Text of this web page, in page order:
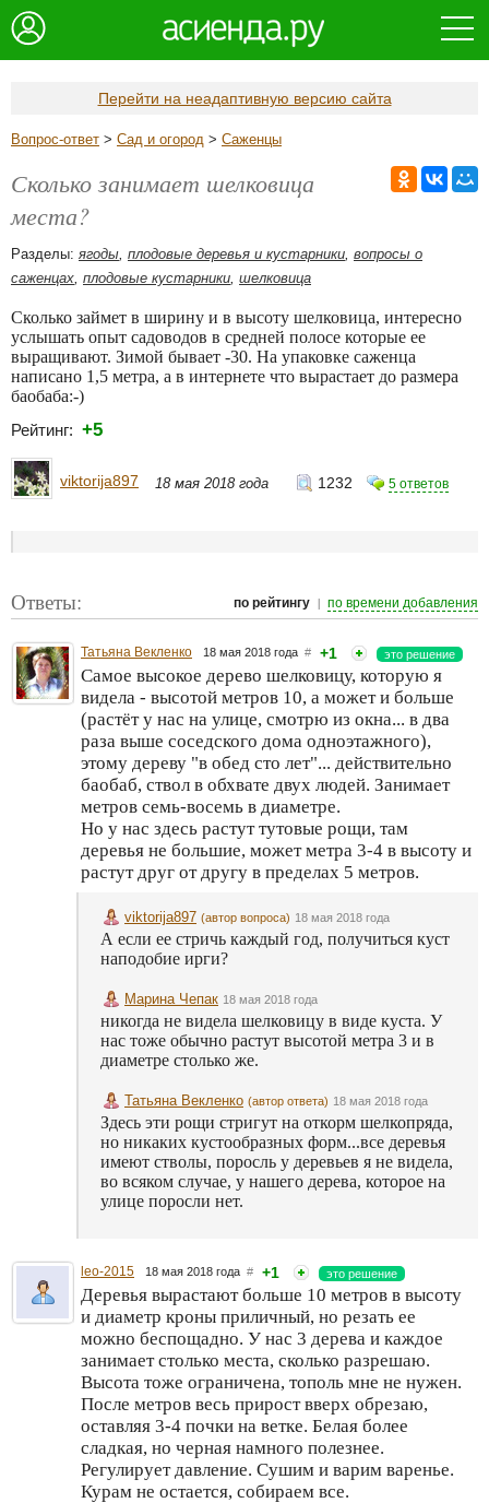
Перейти на неадаптивную версию сайта
Вопрос-ответ > Сад и огород > Саженцы
Сколько занимает шелковица
места?
Разделы: ягоды, плодовые деревья и кустарники, вопросы о
саженцах, плодовые кустарники, шелковица
Сколько займет в ширину и в высоту шелковица, интересно
услышать опыт садоводов в средней полосе которые ее
выращивают. Зимой бывает -30. На упаковке саженца
написано 1,5 метра, а в интернете что вырастает до размера
баобаба:-)
Рейтинг: +5
viktorija897 18 мая 2018 года 1232 5 ответов
Ответы: по рейтингу | по времени добавления
Татьяна Векленко 18 мая 2018 года # +1 это решение
Самое высокое дерево шелковицу, которую я
видела - высотой метров 10, а может и больше
(растёт у нас на улице, смотрю из окна... в два
раза выше соседского дома одноэтажного),
этому дереву "в обед сто лет"... действительно
баобаб, ствол в обхвате двух людей. Занимает
метров семь-восемь в диаметре.
Но у нас здесь растут тутовые рощи, там
деревья не большие, может метра 3-4 в высоту и
растут друг от другу в пределах 5 метров.
viktorija897 (автор вопроса) 18 мая 2018 года
А если ее стричь каждый год, получиться куст
наподобие ирги?
Марина Чепак 18 мая 2018 года
никогда не видела шелковицу в виде куста. У
нас тоже обычно растут высотой метра 3 и в
диаметре столько же.
Татьяна Векленко (автор ответа) 18 мая 2018 года
Здесь эти рощи стригут на откорм шелкопряда,
но никаких кустообразных форм...все деревья
имеют стволы, поросль у деревьев я не видела,
во всяком случае, у нашего дерева, которое на
улице поросли нет.
leo-2015 18 мая 2018 года # +1 это решение
Деревья вырастают больше 10 метров в высоту
и диаметр кроны приличный, но резать ее
можно беспощадно. У нас 3 дерева и каждое
занимает столько места, сколько разрешаю.
Высота тоже ограничена, тополь мне не нужен.
После метров весь прирост вверх обрезаю,
оставляя 3-4 почки на ветке. Белая более
сладкая, но черная намного полезнее.
Регулирует давление. Сушим и варим варенье.
Курам не остается, собираем все.